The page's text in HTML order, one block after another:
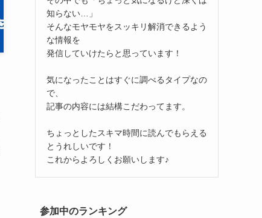
知らない…」
そんなモヤモヤをスッキリ解消できるよう
な情報を
発信していけたらと思っています！
気になったことはすぐに調べるタイプなの
で、
記事の内容には結構こだわってます。
ちょっとしたスキマ時間に読んでもらえる
とうれしいです！
これからよろしくお願いします♪
参加中のランキング